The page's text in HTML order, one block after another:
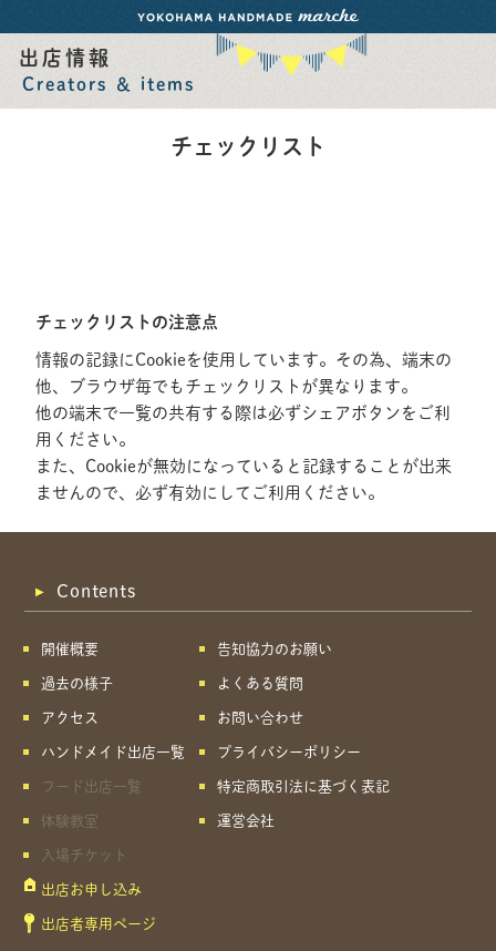
出店情報
Creators ＆ items
チェックリスト
チェックリストの注意点
情報の記録にCookieを使用しています。その為、端末の
他、ブラウザ毎でもチェックリストが異なります。
他の端末で一覧の共有する際は必ずシェアボタンをご利
用ください。
また、Cookieが無効になっていると記録することが出来
ませんので、必ず有効にしてご利用ください。
Contents
開催概要
過去の様子
アクセス
ハンドメイド出店一覧
フード出店一覧
体験教室
入場チケット
出店お申し込み
出店者専用ページ
告知協力のお願い
よくある質問
お問い合わせ
プライバシーポリシー
特定商取引法に基づく表記
運営会社